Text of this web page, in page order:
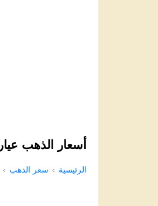
أسعار الذهب عيار 23 في مقدونيا الشمالية اليوم
الرئيسية سعر الذهب